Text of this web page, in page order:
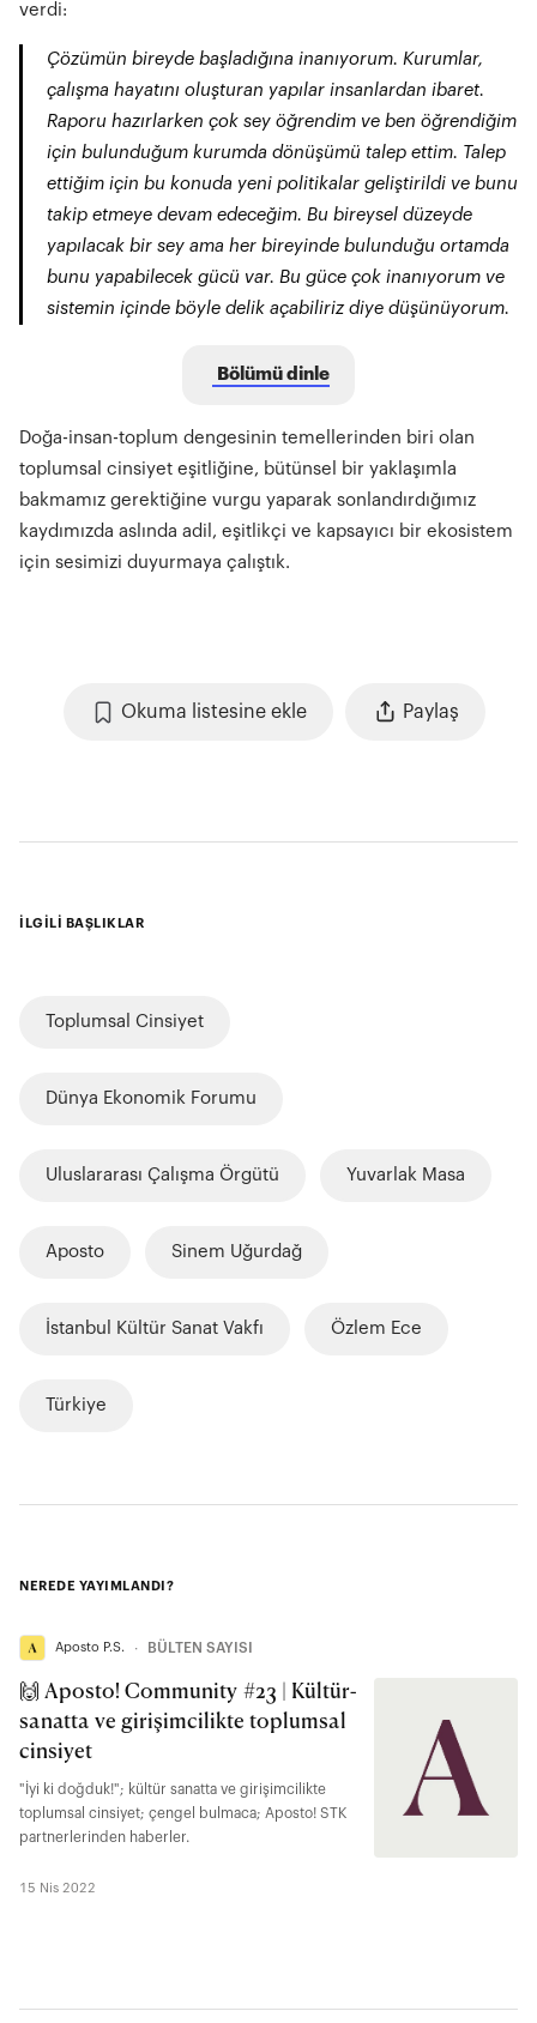
verdi:
Çözümün bireyde başladığına inanıyorum. Kurumlar,
çalışma hayatını oluşturan yapılar insanlardan ibaret.
Raporu hazırlarken çok sey öğrendim ve ben öğrendiğim
için bulunduğum kurumda dönüşümü talep ettim. Talep
ettiğim için bu konuda yeni politikalar geliştirildi ve bunu
takip etmeye devam edeceğim. Bu bireysel düzeyde
yapılacak bir sey ama her bireyinde bulunduğu ortamda
bunu yapabilecek gücü var. Bu güce çok inanıyorum ve
sistemin içinde böyle delik açabiliriz diye düşünüyorum.
Bölümü dinle
Doğa-insan-toplum dengesinin temellerinden biri olan
toplumsal cinsiyet eşitliğine, bütünsel bir yaklaşımla
bakmamız gerektiğine vurgu yaparak sonlandırdığımız
kaydımızda aslında adil, eşitlikçi ve kapsayıcı bir ekosistem
için sesimizi duyurmaya çalıştık.
Okuma listesine ekle Paylaş
İLGİLİ BAŞLIKLAR
Toplumsal Cinsiyet
Dünya Ekonomik Forumu
Uluslararası Çalışma Örgütü Yuvarlak Masa
Aposto Sinem Uğurdağ
İstanbul Kültür Sanat Vakfı Özlem Ece
Türkiye
NEREDE YAYIMLANDI?
Aposto P.S. ∙ BÜLTEN SAYISI
🙌 Aposto! Community #23 | Kültür-
sanatta ve girişimcilikte toplumsal
cinsiyet
"İyi ki doğduk!"; kültür sanatta ve girişimcilikte
toplumsal cinsiyet; çengel bulmaca; Aposto! STK
partnerlerinden haberler.
15 Nis 2022